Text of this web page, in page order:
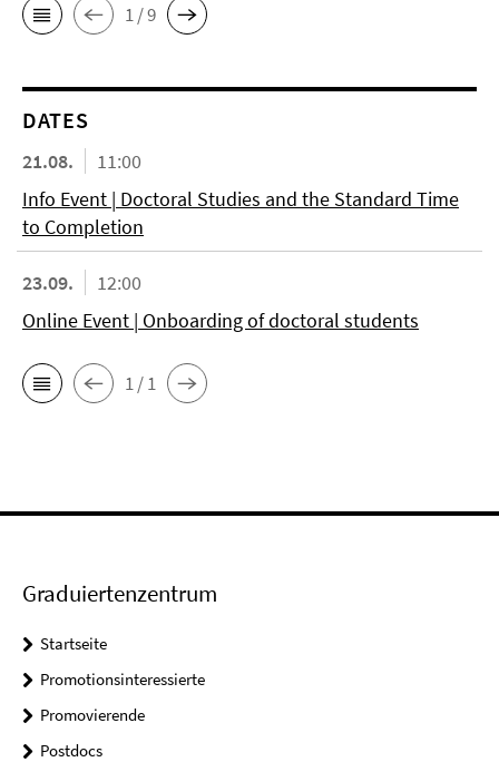
1 / 9
DATES
21.08.
11:00
Info Event | Doctoral Studies and the Standard Time
to Completion
23.09.
12:00
Online Event | Onboarding of doctoral students
1 / 1
Graduiertenzentrum
Startseite
Promotionsinteressierte
Promovierende
Postdocs